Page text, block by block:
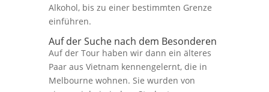
Alkohol, bis zu einer bestimmten Grenze
einführen.
Auf der Suche nach dem Besonderen
Auf der Tour haben wir dann ein älteres
Paar aus Vietnam kennengelernt, die in
Melbourne wohnen. Sie wurden von